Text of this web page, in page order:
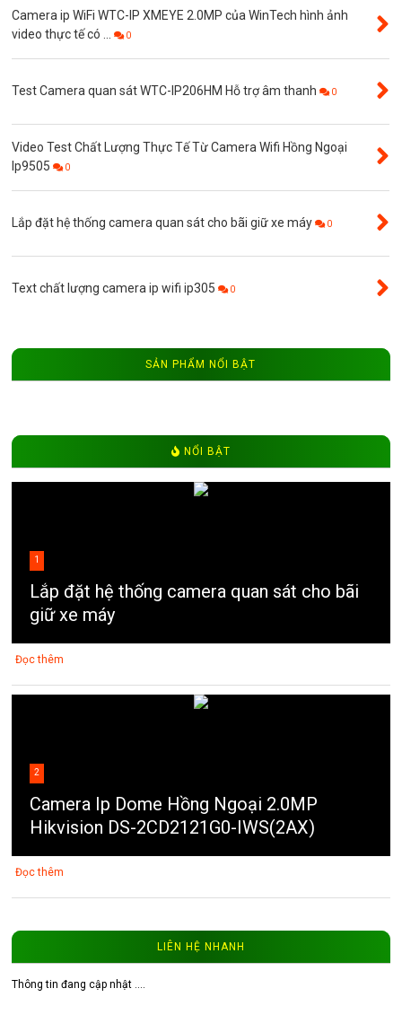
Camera ip WiFi WTC-IP XMEYE 2.0MP của WinTech hình ảnh
video thực tế có ...
0
Test Camera quan sát WTC-IP206HM Hỗ trợ âm thanh 0
Video Test Chất Lượng Thực Tế Từ Camera Wifi Hồng Ngoại
Ip9505
0
Lắp đặt hệ thống camera quan sát cho bãi giữ xe máy 0
Text chất lượng camera ip wifi ip305 0
SẢN PHẨM NỔI BẬT
NỔI BẬT
1
Lắp đặt hệ thống camera quan sát cho bãi
giữ xe máy
Đọc thêm
2
Camera Ip Dome Hồng Ngoại 2.0MP
Hikvision DS-2CD2121G0-IWS(2AX)
Đọc thêm
3
LIÊN HỆ NHANH
Thông tin đang cập nhật ....